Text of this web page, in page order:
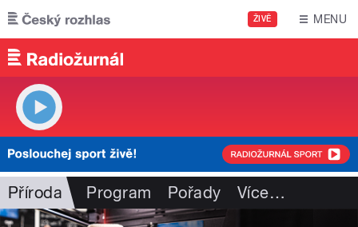
Přejít k hlavnímu obsahu
ŽIVĚ MENU
Příroda Program Pořady Více…